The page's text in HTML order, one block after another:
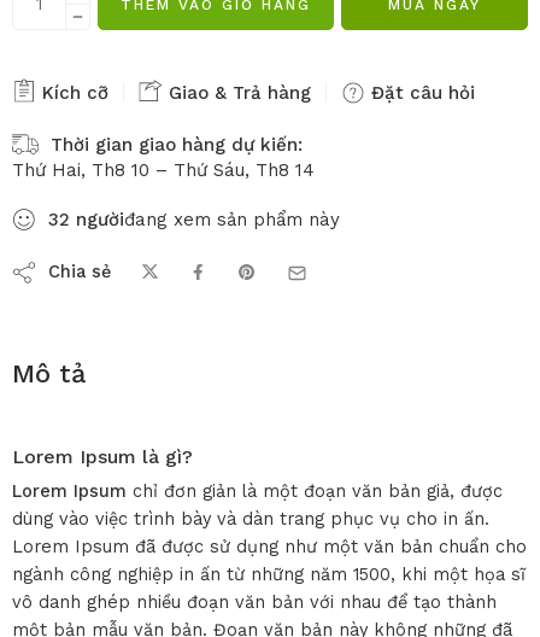
THÊM VÀO GIỎ HÀNG MUA NGAY
Kích cỡ Giao & Trả hàng Đặt câu hỏi
Thời gian giao hàng dự kiến:
Thứ Hai, Th8 10 – Thứ Sáu, Th8 14
32 ngườiđang xem sản phẩm này
Chia sẻ
Mô tả
Lorem Ipsum là gì?
Lorem Ipsum chỉ đơn giản là một đoạn văn bản giả, được
dùng vào việc trình bày và dàn trang phục vụ cho in ấn.
Lorem Ipsum đã được sử dụng như một văn bản chuẩn cho
ngành công nghiệp in ấn từ những năm 1500, khi một họa sĩ
vô danh ghép nhiều đoạn văn bản với nhau để tạo thành
một bản mẫu văn bản. Đoạn văn bản này không những đã